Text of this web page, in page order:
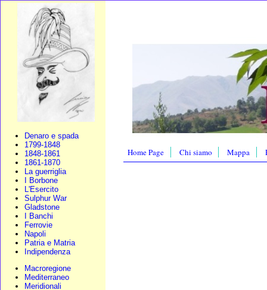
Denaro e spada
1799-1848
1848-1861
1861-1870
La guerriglia
I Borbone
L'Esercito
Sulphur War
Gladstone
I Banchi
Ferrovie
Napoli
Patria e Matria
Indipendenza
Macroregione
Mediterraneo
Meridionali
Home Page Chi siamo Mappa